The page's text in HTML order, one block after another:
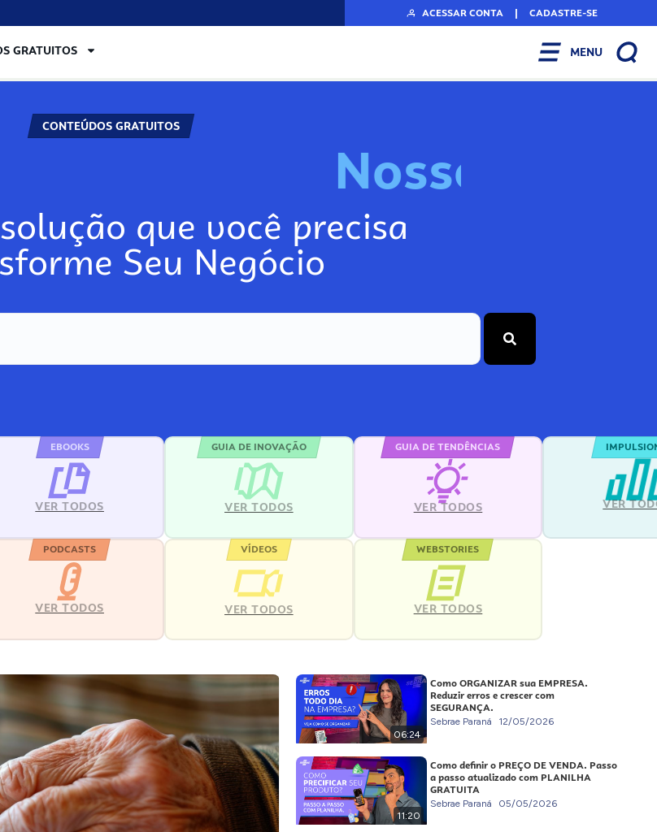
ACESSAR CONTA | CADASTRE-SE
GRATUITOS MENU
CONTEÚDOS GRATUITOS
Nosso
que você precisa
Seu Negócio
EBOOKS
VER TODOS
GUIA DE INOVAÇÃO
VER TODOS
GUIA DE TENDÊNCIAS
VER TODOS VER
PODCASTS
VER TODOS
VÍDEOS
VER TODOS
WEBSTORIES
VER TODOS
06:24
Como ORGANIZAR sua EMPRESA.
Reduzir erros e crescer com
SEGURANÇA.
Sebrae Paraná 12/05/2026
11:20
Como definir o PREÇO DE VENDA. Passo
a passo atualizado com PLANILHA
GRATUITA
Sebrae Paraná 05/05/2026